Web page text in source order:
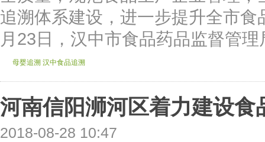
追溯体系建设，进一步提升全市
月23日，汉中市食品药品监督管理
母婴追溯 汉中食品追溯
河南信阳浉河区着力建设食
2018-08-28 10:47